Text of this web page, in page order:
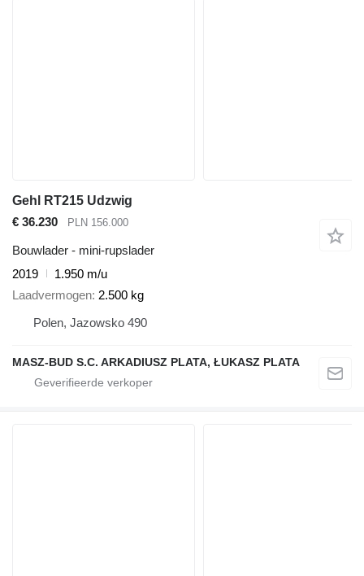
Gehl RT215 Udzwig
€ 36.230
PLN 156.000
Bouwlader - mini-rupslader
2019
1.950 m/u
Laadvermogen 2.500 kg
Polen, Jazowsko 490
MASZ-BUD S.C. ARKADIUSZ PLATA, ŁUKASZ PLATA